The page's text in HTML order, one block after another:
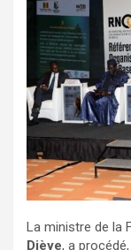
La ministre de la
Dièye, a